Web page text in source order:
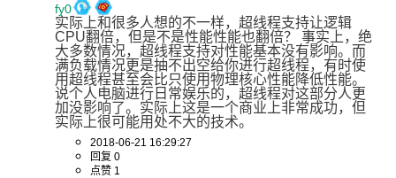
fy0
实际上和很多人想的不一样，超线程支持让逻辑
CPU翻倍，但是不是性能性能也翻倍？ 事实上，绝
大多数情况，超线程支持对性能基本没有影响。而
满负载情况更是抽不出空给你进行超线程，有时使
用超线程甚至会比只使用物理核心性能降低性能。
说个人电脑进行日常娱乐的，超线程对这部分人更
加没影响了。实际上这是一个商业上非常成功，但
实际上很可能用处不大的技术。
2018-06-21 16:29:27
回复 0
点赞 1